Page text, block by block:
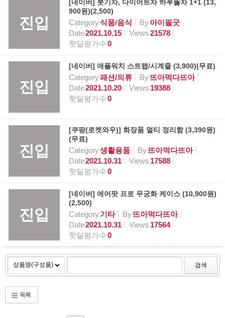
진입
[네이버] 붓기차, 다이어트차 하루뚫차 1+1 (13,
900원)(2,500)
Category식품/음식 By아이필굿
Date2021.10.15 Views21578
핫딜평가수0
진입
[네이버] 애플워치 스트랩/시계줄 (3,900)(무료)
Category패션/의류 By뜨아먹다뜨아
Date2021.10.20 Views 19388
핫딜평가수0
진입
[쿠팡(로켓와우)] 화장품 멀티 정리함 (3,390원)
(무료)
Category생활용품 By뜨아먹다뜨아
Date2021.10.31 Views 17588
핫딜평가수0
진입
[네이버] 에어팟 프로 무궁화 케이스 (10,900원)
(2,500)
Category기타 By뜨아먹다뜨아
Date2021.10.31 Views 17564
핫딜평가수0
검색
목록